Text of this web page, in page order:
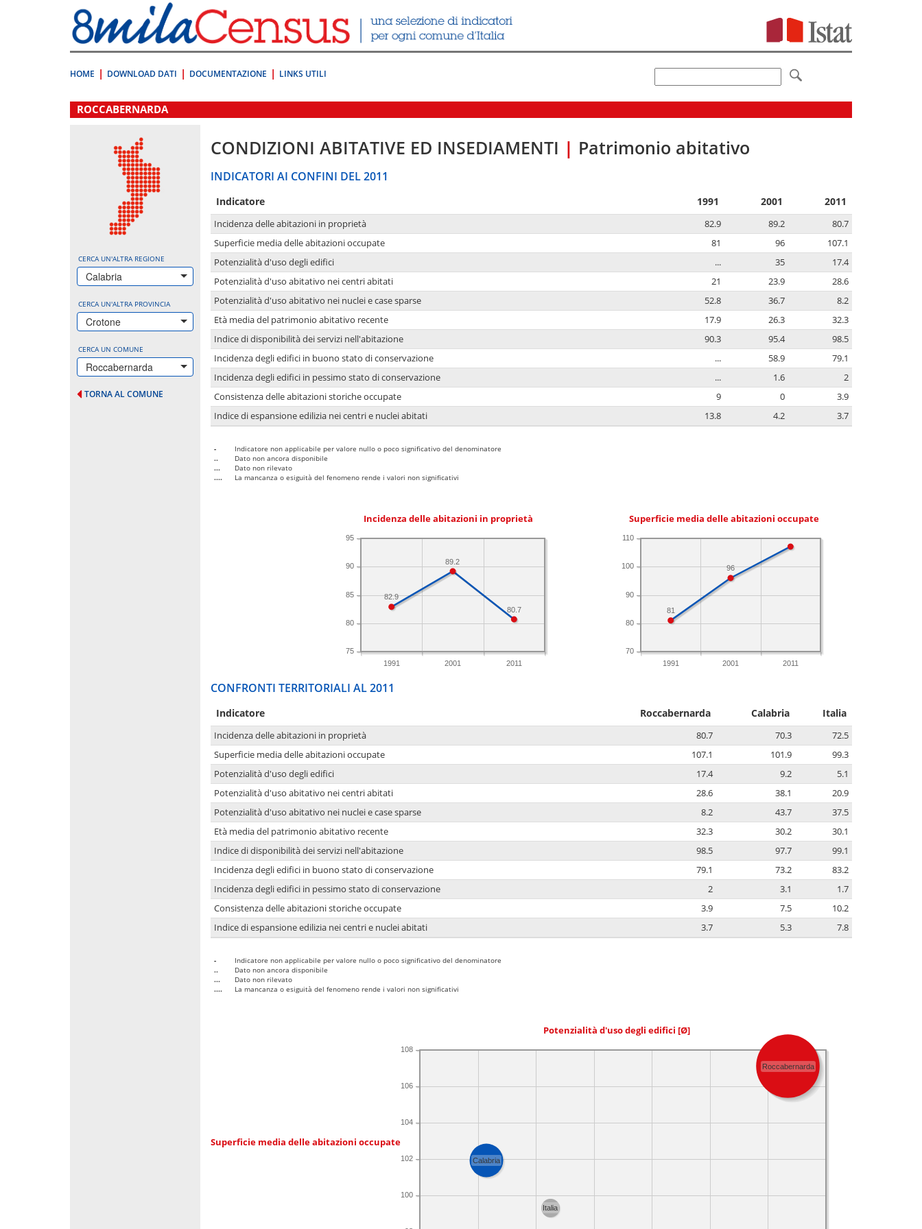
direttamente
a:
Contenuto
HOME DOWNLOAD DATI DOCUMENTAZIONE LINKS UTILI
.
ROCCABERNARDA
CERCA UN'ALTRA REGIONE
Calabria
CERCA UN'ALTRA PROVINCIA
Crotone
CERCA UN COMUNE
Roccabernarda
TORNA AL COMUNE
CONDIZIONI ABITATIVE ED INSEDIAMENTI | Patrimonio abitativo
INDICATORI AI CONFINI DEL 2011
Indicatore 1991 2001 2011
Incidenza delle abitazioni in proprietà 82.9 89.2
80.7
Superficie media delle abitazioni occupate
81 96
107.1
Potenzialità d'uso degli edifici
... 35
17.4
Potenzialità d'uso abitativo nei centri abitati
21 23.9
28.6
Potenzialità d'uso abitativo nei nuclei e case sparse
52.8 36.7
8.2
Età media del patrimonio abitativo recente
17.9 26.3
32.3
Indice di disponibilità dei servizi nell'abitazione
90.3 95.4
98.5
Incidenza degli edifici in buono stato di conservazione
... 58.9
79.1
Incidenza degli edifici in pessimo stato di conservazione
... 1.6
2
Consistenza delle abitazioni storiche occupate
9 0
3.9
Indice di espansione edilizia nei centri e nuclei abitati
13.8 4.2 3.7
-
Indicatore non applicabile per valore nullo o poco significativo del denominatore
..
Dato non ancora disponibile
...
Dato non rilevato
....
La mancanza o esiguità del fenomeno rende i valori non significativi
Incidenza delle abitazioni in proprietà
1991 2001 2011
75
80
85
90
95
80.7
89.2
82.9
Superficie media delle abitazioni occupate
1991 2001 2011
70
80
90
100
110
96
81
CONFRONTI TERRITORIALI AL 2011
Indicatore Roccabernarda Calabria Italia
Incidenza delle abitazioni in proprietà 80.7 70.3
72.5
Superficie media delle abitazioni occupate
107.1 101.9
99.3
Potenzialità d'uso degli edifici
17.4 9.2
5.1
Potenzialità d'uso abitativo nei centri abitati
28.6 38.1
20.9
Potenzialità d'uso abitativo nei nuclei e case sparse
8.2 43.7
37.5
Età media del patrimonio abitativo recente
32.3 30.2
30.1
Indice di disponibilità dei servizi nell'abitazione
98.5 97.7
99.1
Incidenza degli edifici in buono stato di conservazione
79.1 73.2
83.2
Incidenza degli edifici in pessimo stato di conservazione
2 3.1
1.7
Consistenza delle abitazioni storiche occupate
3.9 7.5
10.2
Indice di espansione edilizia nei centri e nuclei abitati
3.7 5.3 7.8
-
Indicatore non applicabile per valore nullo o poco significativo del denominatore
..
Dato non ancora disponibile
...
Dato non rilevato
....
La mancanza o esiguità del fenomeno rende i valori non significativi
Potenzialità d'uso degli edifici [Ø]
Superficie media delle abitazioni occupate
100
102
104
106
108
Roccabernarda
Calabria
Italia